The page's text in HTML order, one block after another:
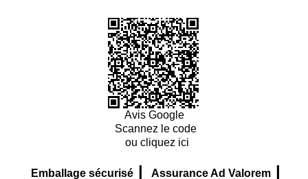
Avis Google
Scannez le code
ou cliquez ici
Emballage sécurisé | Assurance Ad Valorem |